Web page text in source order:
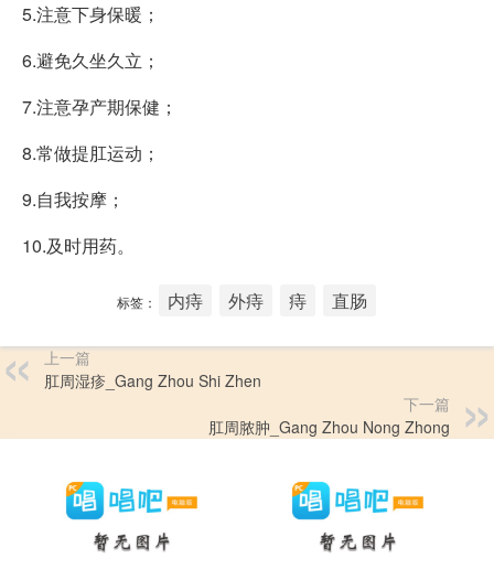
5.注意下身保暖；
6.避免久坐久立；
7.注意孕产期保健；
8.常做提肛运动；
9.自我按摩；
10.及时用药。
标签： 内痔 外痔 痔 直肠
上一篇
肛周湿疹_Gang Zhou Shi Zhen
下一篇
肛周脓肿_Gang Zhou Nong Zhong